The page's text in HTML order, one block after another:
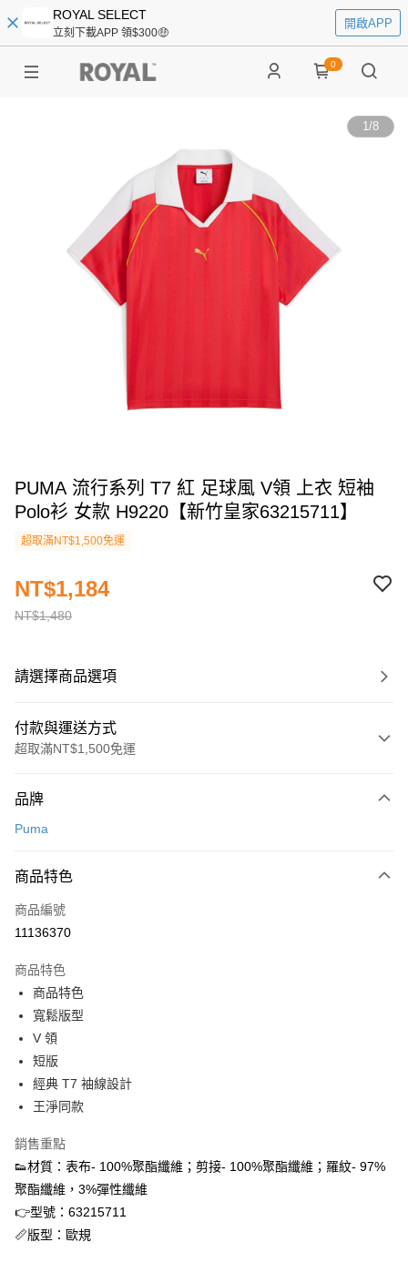
ROYAL SELECT
立刻下載APP 領$300🤑
開啟APP
0
1/8
PUMA 流行系列 T7 紅 足球風 V領 上衣 短袖
Polo衫 女款 H9220【新竹皇家63215711】
超取滿NT$1,500免運
NT$1,480
NT$1,184
請選擇商品選項
付款與運送方式
超取滿NT$1,500免運
信用卡一次付款
3 期 0 利率 每期
合作金庫商業銀行
上海商業儲蓄銀行
臺灣中小企業銀行
匯豐（台灣）商業銀行
聯邦商業銀行
元大商業銀行
玉山商業銀行
台灣樂天信用卡公司
超商取貨付款
LINE Pay
街口支付
ATM付款
運送方式
全家取貨付款
每筆NT$60，滿NT$1,500(含以上)免運費
付款後全家取貨
每筆NT$60，滿NT$1,500(含以上)免運費
7-11取貨付款
品牌
Puma
商品特色
商品編號
11136370
商品特色
商品特色
寬鬆版型
V 領
短版
經典 T7 袖線設計
王淨同款
銷售重點
👟材質：表布- 100%聚酯纖維；剪接- 100%聚酯纖維；羅紋- 97%
聚酯纖維，3%彈性纖維
👉型號：63215711
📏版型：歐規